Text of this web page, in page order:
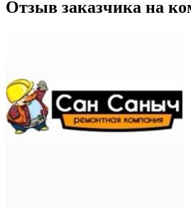
Отзыв заказчика на